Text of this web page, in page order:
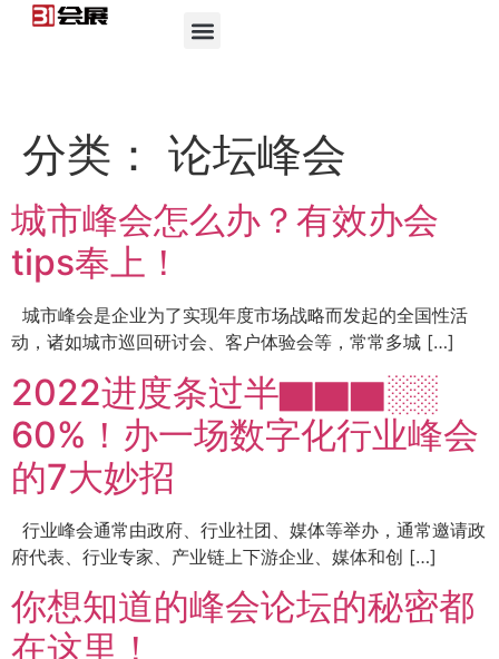
分类： 论坛峰会
城市峰会怎么办？有效办会
tips奉上！
城市峰会是企业为了实现年度市场战略而发起的全国性活
动，诸如城市巡回研讨会、客户体验会等，常常多城 […]
2022进度条过半▇▇▇░░
60%！办一场数字化行业峰会
的7大妙招
行业峰会通常由政府、行业社团、媒体等举办，通常邀请政
府代表、行业专家、产业链上下游企业、媒体和创 […]
你想知道的峰会论坛的秘密都
在这里！